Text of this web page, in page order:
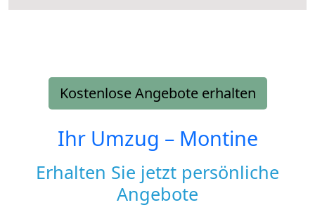
Kostenlose Angebote erhalten
Ihr Umzug – Montine
Erhalten Sie jetzt persönliche
Angebote